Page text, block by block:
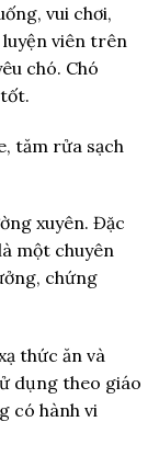
vui chơi,
viên trên
chó. Chó
tăm rửa sạch
xuyên. Đặc
một chuyên
chứng
thức ăn và
dụng theo giáo
có hành vi